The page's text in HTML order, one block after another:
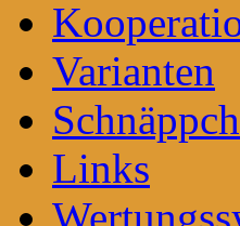
Varianten
Links